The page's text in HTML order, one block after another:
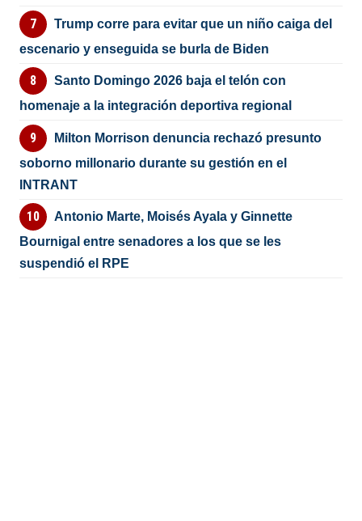
Trump corre para evitar que un niño caiga del
escenario y enseguida se burla de Biden
Santo Domingo 2026 baja el telón con
homenaje a la integración deportiva regional
Milton Morrison denuncia rechazó presunto
soborno millonario durante su gestión en el
INTRANT
Antonio Marte, Moisés Ayala y Ginnette
Bournigal entre senadores a los que se les
suspendió el RPE